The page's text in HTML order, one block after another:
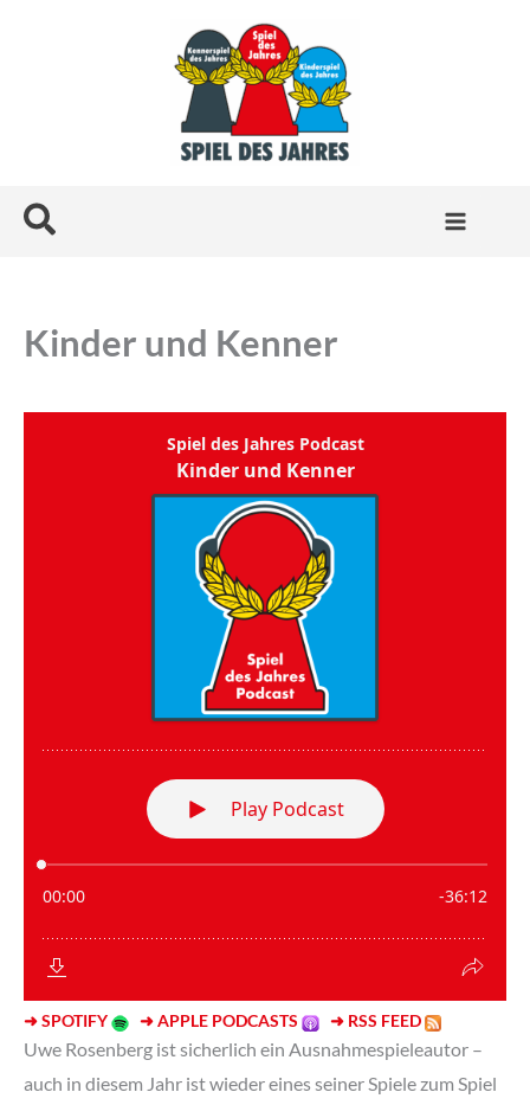
Suchen
Kinder und Kenner
➜ SPOTIFY ➜ APPLE PODCASTS ➜ RSS FEED
Uwe Rosenberg ist sicherlich ein Ausnahmespieleautor –
auch in diesem Jahr ist wieder eines seiner Spiele zum Spiel